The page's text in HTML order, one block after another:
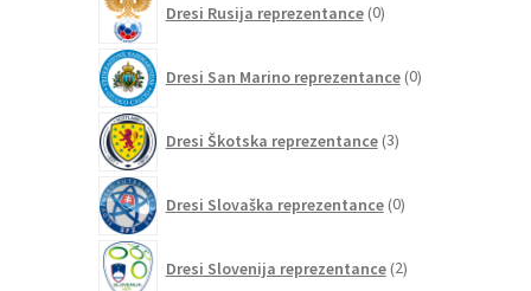
Dresi Rusija reprezentance 0izdelkov
Dresi San Marino reprezentance 0izdelkov
Dresi Škotska reprezentance 3izdelki
Dresi Slovaška reprezentance 0izdelkov
Dresi Slovenija reprezentance 2izdelka